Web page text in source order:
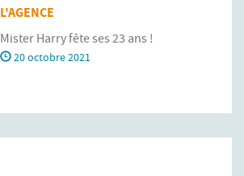
L'AGENCE
Mister Harry fête ses 23 ans !
20 octobre 2021